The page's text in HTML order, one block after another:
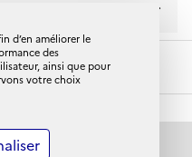
d’en améliorer le
des
ainsi que pour
votre choix
SANTÉ